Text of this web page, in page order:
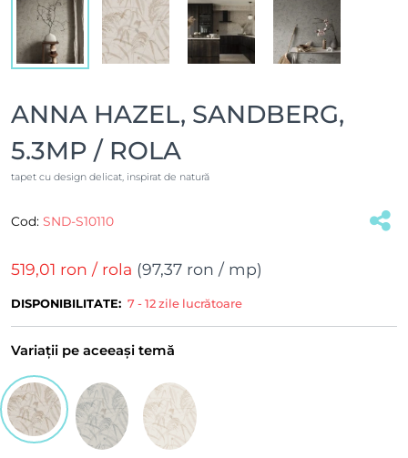
ANNA HAZEL, SANDBERG,
5.3MP / ROLA
tapet cu design delicat, inspirat de natură
Cod: SND-S10110
519,01 ron / rola (97,37 ron / mp)
DISPONIBILITATE: 7 - 12 zile lucrătoare
Variații pe aceeași temă